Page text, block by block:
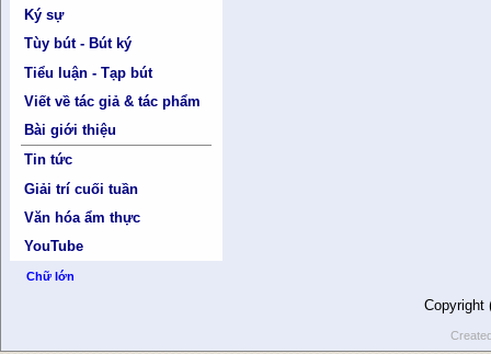
Ký sự
Tùy bút - Bút ký
Tiểu luận - Tạp bút
Viết về tác giả & tác phẩm
Bài giới thiệu
Tin tức
Giải trí cuối tuần
Văn hóa ẩm thực
YouTube
Chữ lớn
Copyright